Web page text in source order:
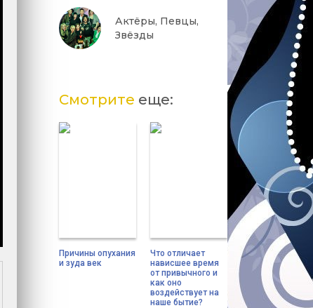
Актёры, Певцы,
Звёзды
Смотрите еще:
Причины опухания
и зуда век
Что отличает
нависшее время
от привычного и
как оно
воздействует на
наше бытие?